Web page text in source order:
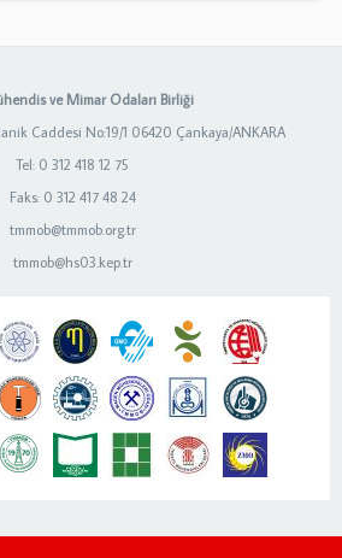
ve Mimar Odaları Birliği
Caddesi No:19/1 06420 Çankaya/ANKARA
Tel: 0 312 418 12 75
Faks: 0 312 417 48 24
tmmob@tmmob.org.tr
tmmob@hs03.kep.tr